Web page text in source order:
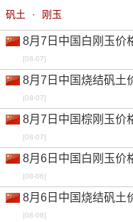
矾土 · 刚玉
8月7日中国白刚玉价
[08-07]
8月7日中国烧结矾土
[08-07]
8月7日中国棕刚玉价
[08-07]
8月6日中国白刚玉价
[08-06]
8月6日中国烧结矾土
[08-06]